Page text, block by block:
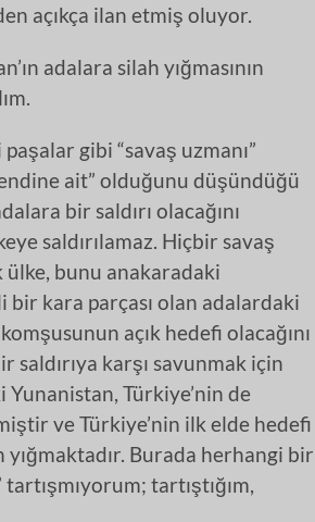
açıkça ilan etmiş oluyor.
adalara silah yığmasının
gibi “savaş uzmanı”
ait” olduğunu düşündüğü
bir saldırı olacağını
saldırılamaz. Hiçbir savaş
ülke, bunu anakaradaki
kara parçası olan adalardaki
açık hedefi olacağını
saldırıya karşı savunmak için
Türkiye’nin de
ve Türkiye’nin ilk elde hedefi
Burada herhangi bir
tartışmıyorum; tartıştığım,